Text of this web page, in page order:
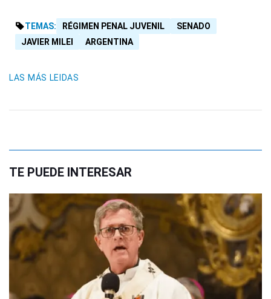
TEMAS: RÉGIMEN PENAL JUVENIL
SENADO
JAVIER MILEI
ARGENTINA
LAS MÁS LEIDAS
TE PUEDE INTERESAR